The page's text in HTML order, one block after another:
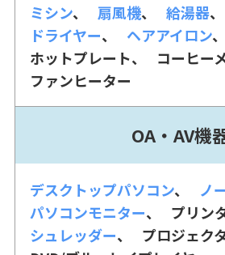
ミシン 扇風機 給湯器
ドライヤー
ヘアアイロン
ホットプレート
コーヒー
ファンヒーター
OA・AV機
デスクトップパソコン
ノ
パソコンモニター
プリン
シュレッダー
プロジェク